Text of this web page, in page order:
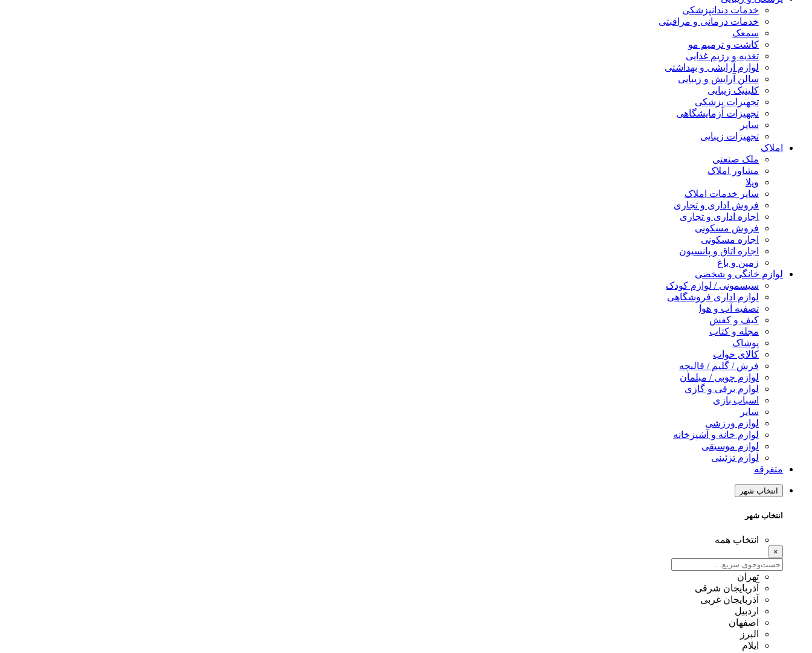
خدمات دندانپزشکی
خدمات درمانی و مراقبتی
سمعک
کاشت و ترمیم مو
تغذیه و رژیم غذایی
لوازم آرایشی و بهداشتی
سالن آرایش و زیبایی
کلینیک زیبایی
تجهیزات پزشکی
تجهیزات آزمایشگاهی
سایر
تجهیزات زیبایی
املاک
ملک صنعتی
مشاور املاک
ویلا
سایر خدمات املاک
فروش اداری و تجاری
اجاره اداری و تجاری
فروش مسکونی
اجاره مسکونی
اجاره اتاق و پانسیون
زمین و باغ
لوازم خانگی و شخصی
سیسمونی / لوازم کودک
لوازم اداری فروشگاهی
تصفیه آب و هوا
کیف و کفش
مجله و کتاب
پوشاک
کالای خواب
فرش / گلیم / قالیچه
لوازم چوبی / مبلمان
لوازم برقی و گازی
اسباب بازی
سایر
لوازم ورزشی
لوازم خانه و آشپزخانه
لوازم موسیقی
لوازم تزئینی
متفرقه
انتخاب شهر
انتخاب شهر
انتخاب همه
×
تهران
آذربایجان شرقی
آذربایجان غربی
اردبیل
اصفهان
البرز
ایلام